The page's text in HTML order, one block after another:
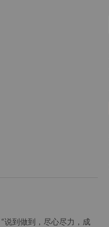
说到做到，尽心尽力，成